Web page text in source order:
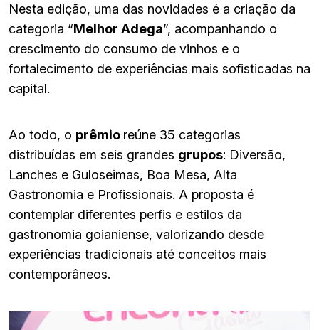
Nesta edição, uma das novidades é a criação da
categoria “Melhor Adega”, acompanhando o
crescimento do consumo de vinhos e o
fortalecimento de experiências mais sofisticadas na
capital.
Ao todo, o prêmio reúne 35 categorias
distribuídas em seis grandes grupos: Diversão,
Lanches e Guloseimas, Boa Mesa, Alta
Gastronomia e Profissionais. A proposta é
contemplar diferentes perfis e estilos da
gastronomia goianiense, valorizando desde
experiências tradicionais até conceitos mais
contemporâneos.